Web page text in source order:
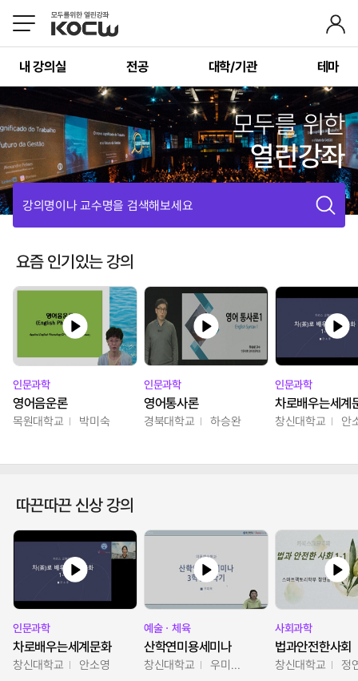
내 강의실 전공 대학/기관 테마
모두를 위한
열린강좌
강의명이나 교수명을 검색해보세요
요즘 인기있는 강의
인문과학
영어음운론
목원대학교 박미숙
인문과학
영어통사론
경북대학교 하승완
인문과학
차로배우는세계
창신대학교 안
따끈따끈 신상 강의
인문과학
차로배우는세계문화
창신대학교 안소영
예술ㆍ체육
산학연미용세미나
창신대학교 우미옥,오윤경,박선이
사회과학
법과안전한사회
창신대학교 정